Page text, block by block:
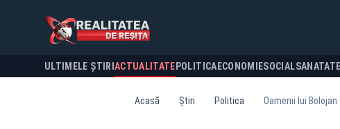
ULTIMELE ȘTIRI ACTUALITATE POLITICA ECONOMIESOCIALSANATATE
Acasă Știri Politica Oamenii lui